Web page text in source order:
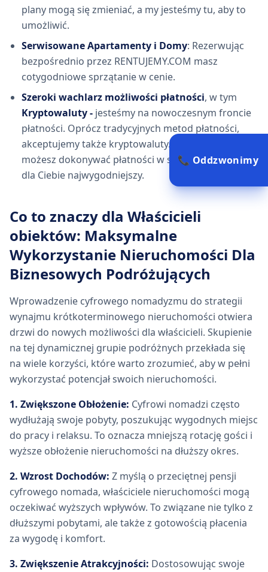
plany mogą się zmieniać, a my jesteśmy tu, aby to
umożliwić.
Serwisowane Apartamenty i Domy: Rezerwując
bezpośrednio przez RENTUJEMY.COM masz
cotygodniowe sprzątanie w cenie.
Szeroki wachlarz możliwości płatności, w tym
Kryptowaluty - jesteśmy na nowoczesnym froncie
płatności. Oprócz tradycyjnych metod płatności,
akceptujemy także kryptowaluty. To oznacza, że
możesz dokonywać płatności w sposób, który jest
dla Ciebie najwygodniejszy.
Co to znaczy dla Właścicieli
obiektów: Maksymalne
Wykorzystanie Nieruchomości Dla
Biznesowych Podróżujących
Wprowadzenie cyfrowego nomadyzmu do strategii
wynajmu krótkoterminowego nieruchomości otwiera
drzwi do nowych możliwości dla właścicieli. Skupienie
na tej dynamicznej grupie podróżnych przekłada się
na wiele korzyści, które warto zrozumieć, aby w pełni
wykorzystać potencjał swoich nieruchomości.
1. Zwiększone Obłożenie: Cyfrowi nomadzi często
wydłużają swoje pobyty, poszukując wygodnych miejsc
do pracy i relaksu. To oznacza mniejszą rotację gości i
wyższe obłożenie nieruchomości na dłuższy okres.
2. Wzrost Dochodów: Z myślą o przeciętnej pensji
cyfrowego nomada, właściciele nieruchomości mogą
oczekiwać wyższych wpływów. To związane nie tylko z
dłuższymi pobytami, ale także z gotowością płacenia
za wygodę i komfort.
3. Zwiększenie Atrakcyjności: Dostosowując swoje
📞 Oddzwonimy